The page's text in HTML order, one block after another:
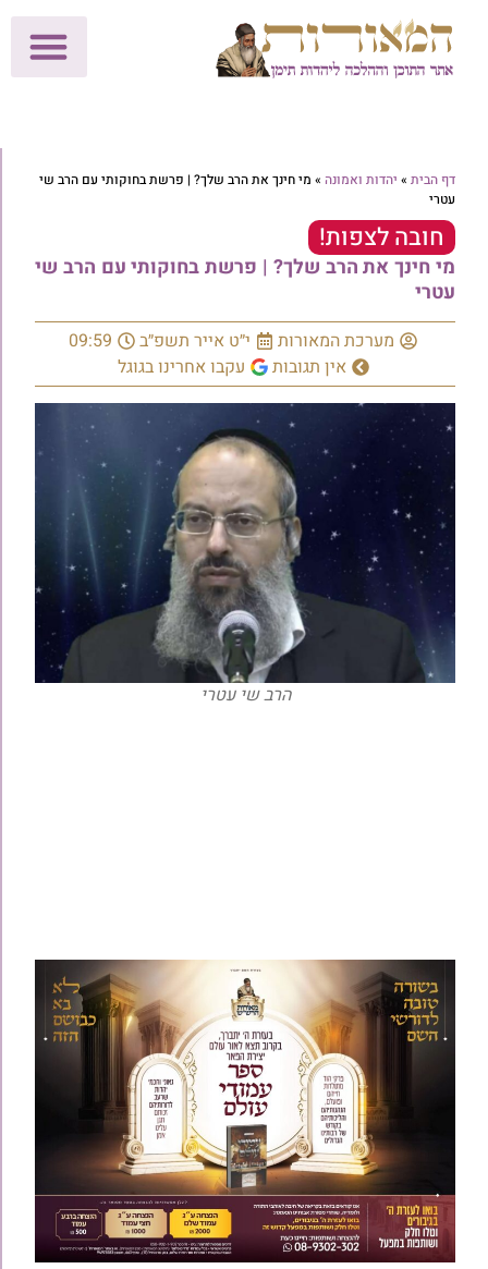
דף הבית » יהדות ואמונה » מי חינך את הרב שלך? | פרשת בחוקותי עם הרב שי
עטרי
חובה לצפות!
מי חינך את הרב שלך? | פרשת בחוקותי עם הרב שי
עטרי
מערכת המאורות י״ט אייר תשפ״ב
09:59
אין תגובות
עקבו אחרינו בגוגל
הרב שי עטרי